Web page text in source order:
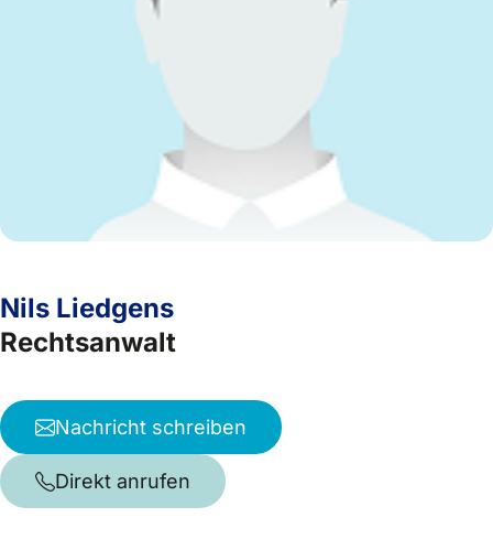
Nils Liedgens
Rechtsanwalt
Nachricht schreiben
Direkt anrufen